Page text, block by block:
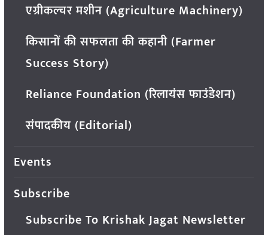
एग्रीकल्चर मशीन (Agriculture Machinery)
किसानों की सफलता की कहानी (Farmer
Success Story)
Reliance Foundation (रिलायंस फाउंडेशन)
संपादकीय (Editorial)
Events
Subscribe
Subscribe To Krishak Jagat Newsletter